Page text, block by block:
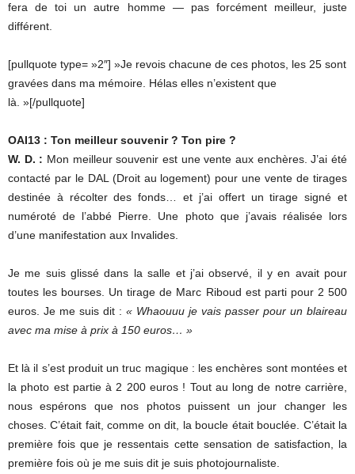
fera de toi un autre homme — pas forcément meilleur, juste
différent.
[pullquote type= »2″] »Je revois chacune de ces photos, les 25 sont
gravées dans ma mémoire. Hélas elles n’existent que
là. »[/pullquote]
OAI13 : Ton meilleur souvenir ? Ton pire ?
W. D. : Mon meilleur souvenir est une vente aux enchères. J’ai été
contacté par le DAL (Droit au logement) pour une vente de tirages
destinée à récolter des fonds… et j’ai offert un tirage signé et
numéroté de l’abbé Pierre. Une photo que j’avais réalisée lors
d’une manifestation aux Invalides.
Je me suis glissé dans la salle et j’ai observé, il y en avait pour
toutes les bourses. Un tirage de Marc Riboud est parti pour 2 500
euros. Je me suis dit : « Whaouuu je vais passer pour un blaireau
avec ma mise à prix à 150 euros… »
Et là il s’est produit un truc magique : les enchères sont montées et
la photo est partie à 2 200 euros ! Tout au long de notre carrière,
nous espérons que nos photos puissent un jour changer les
choses. C’était fait, comme on dit, la boucle était bouclée. C’était la
première fois que je ressentais cette sensation de satisfaction, la
première fois où je me suis dit je suis photojournaliste.